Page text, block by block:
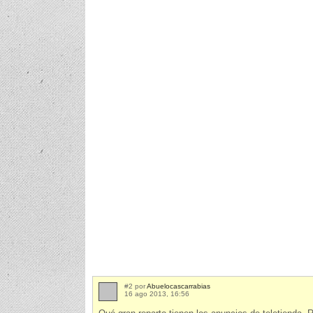
#2 porAbuelocascarrabias
16 ago 2013, 16:56